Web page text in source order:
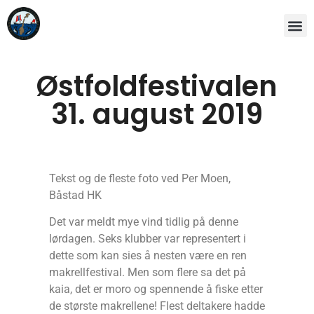
Østfoldfestivalen
31. august 2019
Tekst og de fleste foto ved Per Moen,
Båstad HK
Det var meldt mye vind tidlig på denne
lørdagen. Seks klubber var representert i
dette som kan sies å nesten være en ren
makrellfestival. Men som flere sa det på
kaia, det er moro og spennende å fiske etter
de største makrellene! Flest deltakere hadde